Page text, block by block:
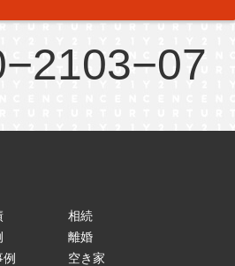
相続
離婚
空き家